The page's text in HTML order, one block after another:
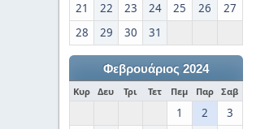
21
22 23 24 25 26
27
28
29 30 31
Φεβρουάριος 2024
Κυρ Δευ Τρι Τετ Πεμ Παρ Σαβ
1 2
3